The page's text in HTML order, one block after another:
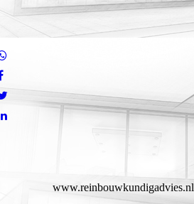
www.reinbouwkundigadvies.nl